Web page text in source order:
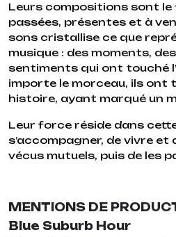
Leurs compositions sont le
passées, présentes et à
sons cristallise ce que
musique : des moments,
sentiments qui ont touché
importe le morceau, ils ont
histoire, ayant marqué un
Leur force réside dans
s’accompagner, de vivre et
vécus mutuels, puis de les
MENTIONS DE
Blue Suburb Hour